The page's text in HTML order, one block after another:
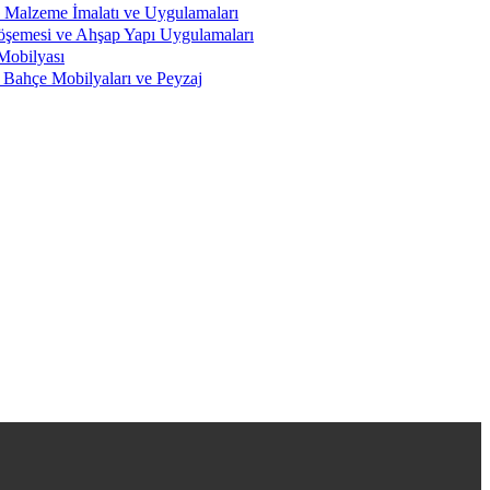
İmalatı ve Uygulamaları
ve Ahşap Yapı Uygulamaları
Mobilyaları ve Peyzaj